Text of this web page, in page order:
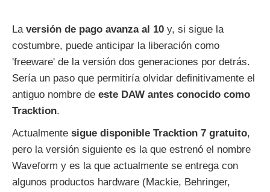
La versión de pago avanza al 10 y, si sigue la
costumbre, puede anticipar la liberación como
'freeware' de la versión dos generaciones por detrás.
Sería un paso que permitiría olvidar definitivamente el
antiguo nombre de este DAW antes conocido como
Tracktion.
Actualmente sigue disponible Tracktion 7 gratuito,
pero la versión siguiente es la que estrenó el nombre
Waveform y es la que actualmente se entrega con
algunos productos hardware (Mackie, Behringer,